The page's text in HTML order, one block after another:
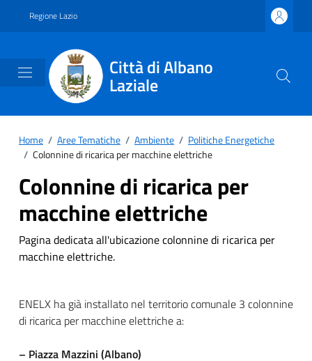
Regione Lazio
Città di Albano
Laziale
Home / Aree Tematiche / Ambiente / Politiche Energetiche
/ Colonnine di ricarica per macchine elettriche
Colonnine di ricarica per
macchine elettriche
Pagina dedicata all'ubicazione colonnine di ricarica per
macchine elettriche.
ENELX ha già installato nel territorio comunale 3 colonnine
di ricarica per macchine elettriche a:
– Piazza Mazzini (Albano)